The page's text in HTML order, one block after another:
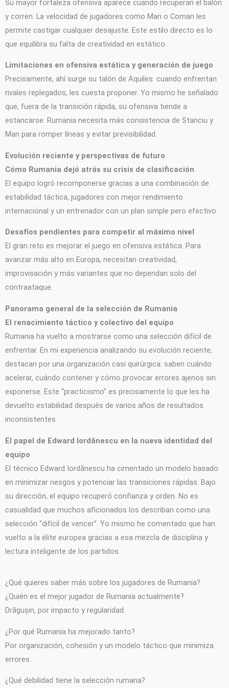
Su mayor fortaleza ofensiva aparece cuando recuperan el balón
y corren. La velocidad de jugadores como Man o Coman les
permite castigar cualquier desajuste. Este estilo directo es lo
que equilibra su falta de creatividad en estático.
Limitaciones en ofensiva estática y generación de juego
Precisamente, ahí surge su talón de Aquiles: cuando enfrentan
rivales replegados, les cuesta proponer. Yo mismo he señalado
que, fuera de la transición rápida, su ofensiva tiende a
estancarse. Rumania necesita más consistencia de Stanciu y
Man para romper líneas y evitar previsibilidad.
Evolución reciente y perspectivas de futuro
Cómo Rumania dejó atrás su crisis de clasificación
El equipo logró recomponerse gracias a una combinación de
estabilidad táctica, jugadores con mejor rendimiento
internacional y un entrenador con un plan simple pero efectivo.
Desafíos pendientes para competir al máximo nivel
El gran reto es mejorar el juego en ofensiva estática. Para
avanzar más alto en Europa, necesitan creatividad,
improvisación y más variantes que no dependan solo del
contraataque.
Panorama general de la selección de Rumania
El renacimiento táctico y colectivo del equipo
Rumania ha vuelto a mostrarse como una selección difícil de
enfrentar. En mi experiencia analizando su evolución reciente,
destacan por una organización casi quirúrgica: saben cuándo
acelerar, cuándo contener y cómo provocar errores ajenos sin
exponerse. Este “practicismo” es precisamente lo que les ha
devuelto estabilidad después de varios años de resultados
inconsistentes.
El papel de Edward Iordănescu en la nueva identidad del
equipo
El técnico Edward Iordănescu ha cimentado un modelo basado
en minimizar riesgos y potenciar las transiciones rápidas. Bajo
su dirección, el equipo recuperó confianza y orden. No es
casualidad que muchos aficionados los describan como una
selección “difícil de vencer”. Yo mismo he comentado que han
vuelto a la élite europea gracias a esa mezcla de disciplina y
lectura inteligente de los partidos.
¿Qué quieres saber más sobre los jugadores de Rumania?
¿Quién es el mejor jugador de Rumania actualmente?
Drăgușin, por impacto y regularidad.
¿Por qué Rumania ha mejorado tanto?
Por organización, cohesión y un modelo táctico que minimiza
errores.
¿Qué debilidad tiene la selección rumana?